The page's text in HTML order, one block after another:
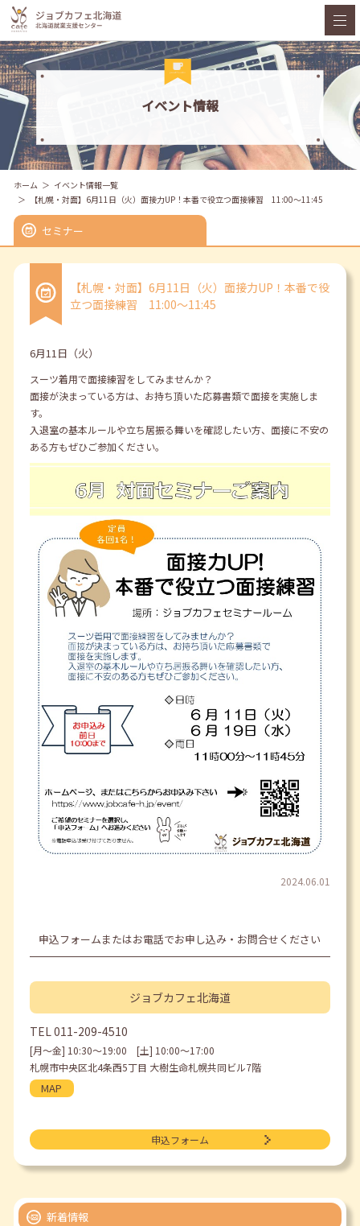
イベント情報
ホーム
イベント情報一覧
【札幌・対面】6月11日（火）面接力UP！本番で役立つ面接練習 11:00～11:45
セミナー
【札幌・対面】6月11日（火）面接力UP！本番で役
立つ面接練習 11:00～11:45
6月11日（火）
スーツ着用で面接練習をしてみませんか？
面接が決まっている方は、お持ち頂いた応募書類で面接を実施しま
す。
入退室の基本ルールや立ち居振る舞いを確認したい方、面接に不安の
ある方もぜひご参加ください。
2024.06.01
申込フォームまたはお電話でお申し込み・お問合せください
ジョブカフェ北海道
TEL011-209-4510
[月〜金] 10:30〜19:00 [土] 10:00〜17:00
札幌市中央区北4条西5丁目 大樹生命札幌共同ビル7階
MAP
申込フォーム
新着情報